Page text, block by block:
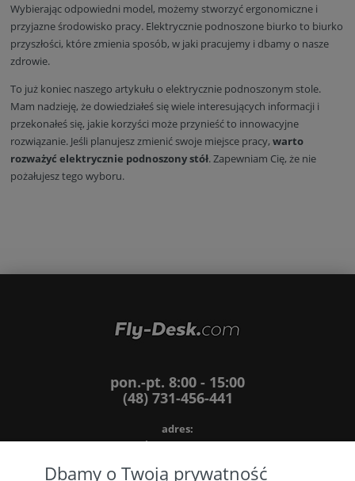
Wybierając odpowiedni model, możemy stworzyć ergonomiczne i
przyjazne środowisko pracy. Elektrycznie podnoszone biurko to biurko
przyszłości, które zmienia sposób, w jaki pracujemy i dbamy o nasze
zdrowie.
To już koniec naszego artykułu o elektrycznie podnoszonym stole.
Mam nadzieję, że dowiedziałeś się wiele interesujących informacji i
przekonałeś się, jakie korzyści może przynieść to innowacyjne
rozwiązanie. Jeśli planujesz zmienić swoje miejsce pracy, warto
rozważyć elektrycznie podnoszony stół. Zapewniam Cię, że nie
pożałujesz tego wyboru.
pon.-pt. 8:00 - 15:00
(48) 731-456-441
adres:
ul. Kresowa 286
NIP: 5272484055
Dbamy o Twoją prywatność